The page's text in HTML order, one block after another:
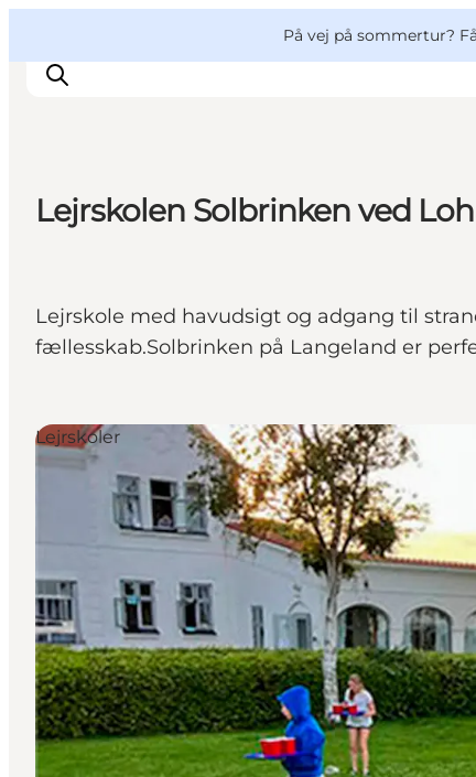
På vej på sommertur?
Mad og drikke
Overnatning
Book lokale oplevelser
Lejrskolen Solbrinken ved
Lejrskole med havudsigt og adgang til
fællesskab.Solbrinken på Langeland er
Lejrskoler